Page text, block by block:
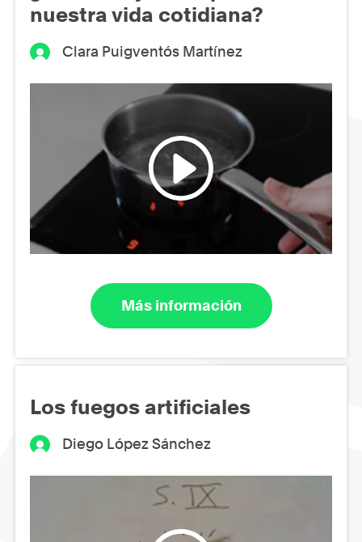
nuestra vida cotidiana?
Clara Puigventós Martínez
Más información
Los fuegos artificiales
Diego López Sánchez